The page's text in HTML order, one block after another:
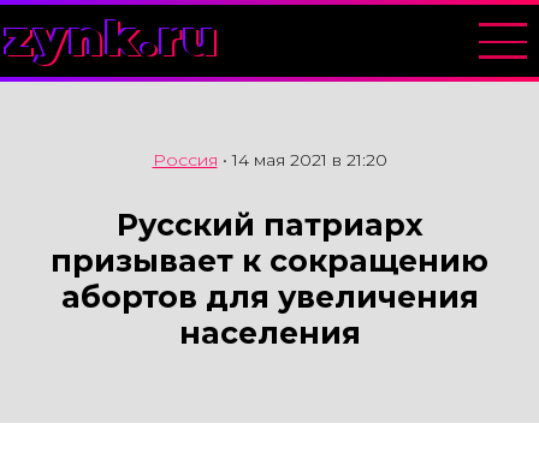
zynk.ru
Россия •14 мая 2021 в 21:20
Русский патриарх
призывает к сокращению
абортов для увеличения
населения